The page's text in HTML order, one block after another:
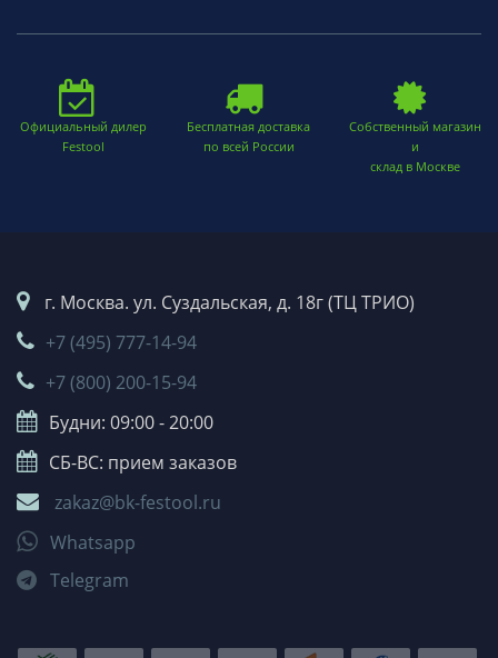
Официальный дилер
Festool
Бесплатная доставка
по всей России
Собственный магазин
и
склад в Москве
г. Москва. ул. Суздальская, д. 18г (ТЦ ТРИО)
+7 (495) 777-14-94
+7 (800) 200-15-94
Будни: 09:00 - 20:00
СБ-ВС: прием заказов
zakaz@bk-festool.ru
Whatsapp
Telegram